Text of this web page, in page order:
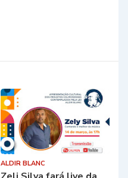
ALDIR BLANC